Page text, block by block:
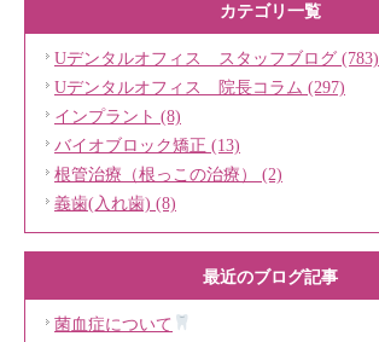
カテゴリ一覧
Uデンタルオフィス スタッフブログ (783)
Uデンタルオフィス 院長コラム (297)
インプラント (8)
バイオブロック矯正 (13)
根管治療（根っこの治療） (2)
義歯(入れ歯) (8)
最近のブログ記事
菌血症について